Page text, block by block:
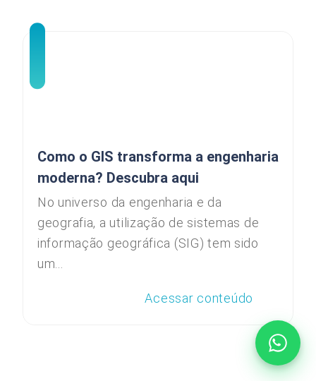
Como o GIS transforma a engenharia
moderna? Descubra aqui
No universo da engenharia e da
geografia, a utilização de sistemas de
informação geográfica (SIG) tem sido
um...
Acessar conteúdo